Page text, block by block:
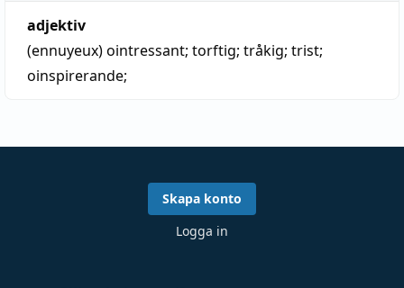
adjektiv
(ennuyeux)ointressant; torftig; tråkig; trist;
oinspirerande;
Skapa konto
Logga in